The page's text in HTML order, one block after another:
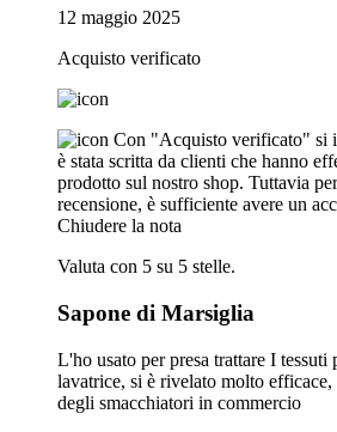
12 maggio 2025
Acquisto verificato
Con "Acquisto verificato" si
è stata scritta da clienti che hanno
prodotto sul nostro shop. Tuttavia
recensione, è sufficiente avere un
Chiudere la nota
Valuta con 5 su 5 stelle.
Sapone di Marsiglia
L'ho usato per presa trattare I
lavatrice, si è rivelato molto
degli smacchiatori in commercio